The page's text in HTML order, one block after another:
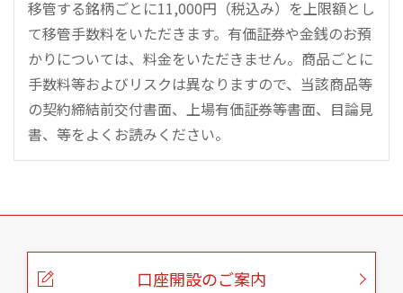
移管する銘柄ごとに11,000円（税込み）を上限額とし
て移管手数料をいただきます。有価証券や金銭のお預
かりについては、料金をいただきません。商品ごとに
手数料等およびリスクは異なりますので、当該商品等
の契約締結前交付書面、上場有価証券等書面、目論見
書、等をよくお読みください。
こ
口座開設のご案内